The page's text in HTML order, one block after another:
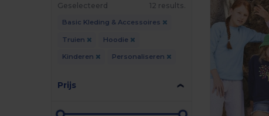
Geselecteerd
12 results.
Basic Kleding & Accessoires
Truien Hoodie
Kinderen Personaliseren
Prijs